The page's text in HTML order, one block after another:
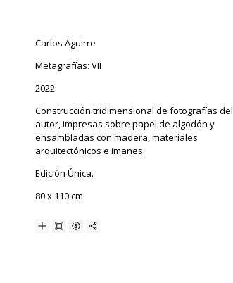
Carlos Aguirre
Metagrafías: VII
2022
Construcción tridimensional de fotografías del
autor, impresas sobre papel de algodón y
ensambladas con madera, materiales
arquitectónicos e imanes.
Edición Única.
80 x 110 cm